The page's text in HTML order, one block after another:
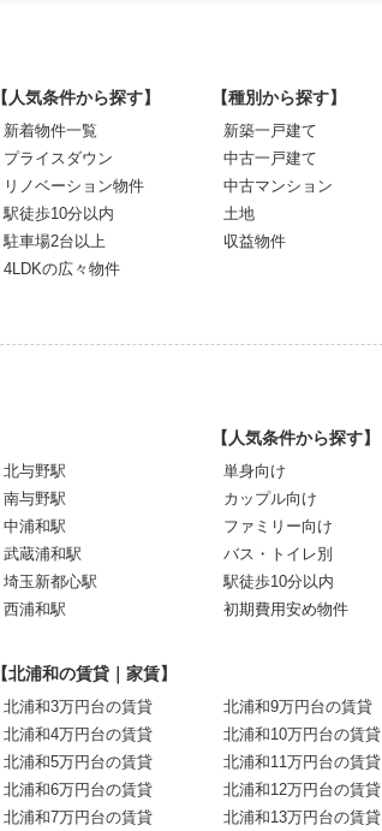
【人気条件から探す】
新着物件一覧
プライスダウン
リノベーション物件
駅徒歩10分以内
駐車場2台以上
4LDKの広々物件
【種別から探す】
新築一戸建て
中古一戸建て
中古マンション
土地
収益物件
北与野駅
南与野駅
中浦和駅
武蔵浦和駅
埼玉新都心駅
西浦和駅
【人気条件から探す】
単身向け
カップル向け
ファミリー向け
バス・トイレ別
駅徒歩10分以内
初期費用安め物件
【北浦和の賃貸｜家賃】
北浦和3万円台の賃貸
北浦和4万円台の賃貸
北浦和5万円台の賃貸
北浦和6万円台の賃貸
北浦和7万円台の賃貸
北浦和9万円台の賃貸
北浦和10万円台の賃貸
北浦和11万円台の賃貸
北浦和12万円台の賃貸
北浦和13万円台の賃貸